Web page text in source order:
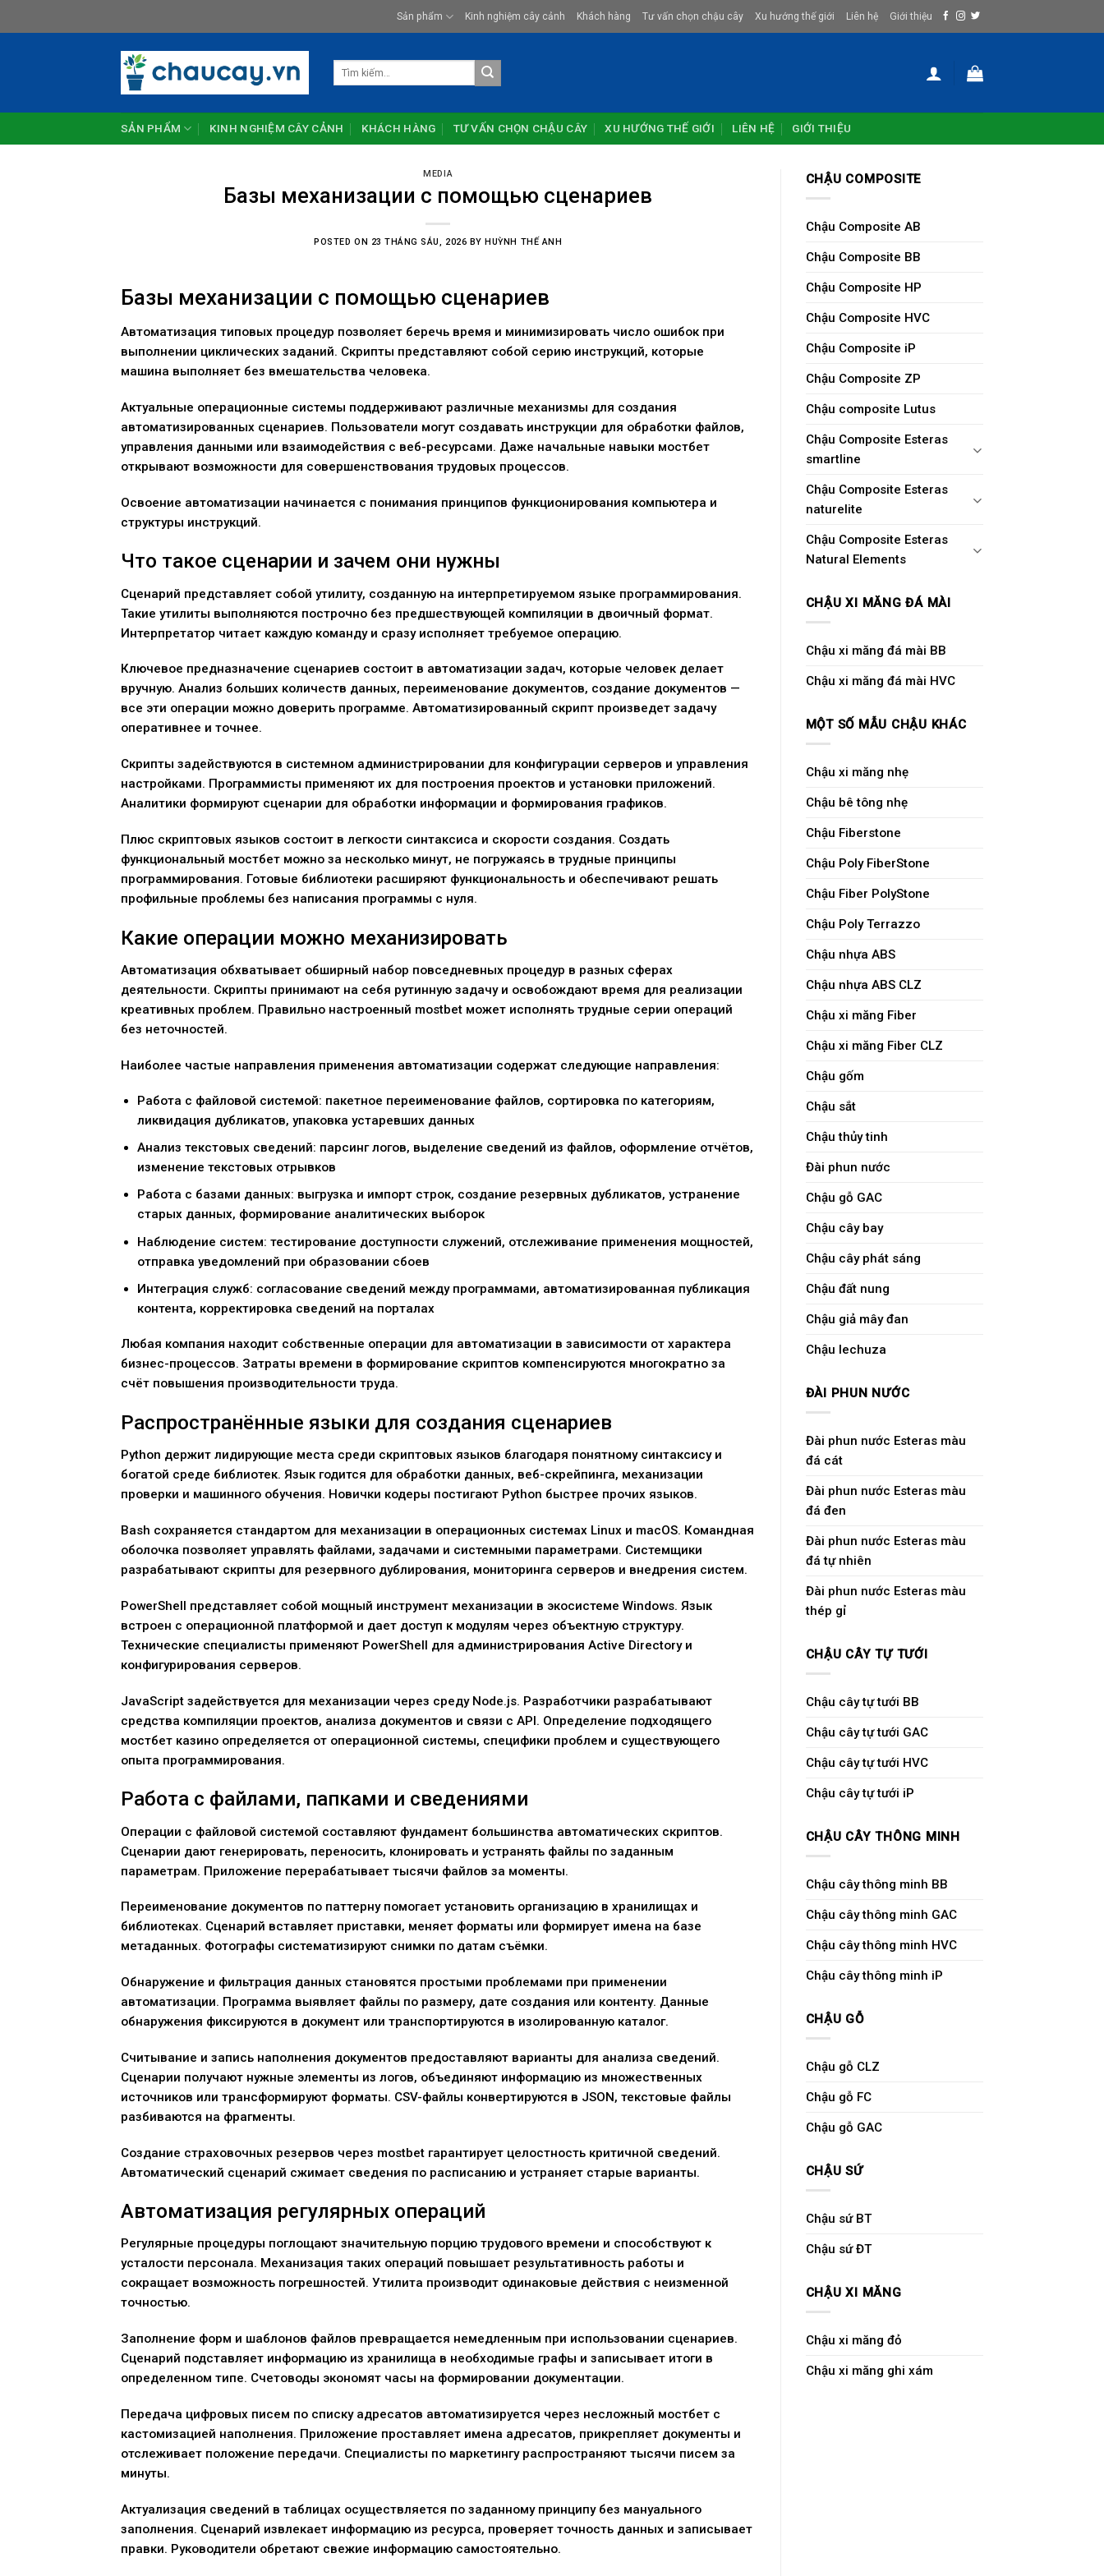
Sản phẩm Kinh nghiệm cây cảnh Khách hàng Tư vấn chọn chậu cây Xu hướng thế giới Liên hệ Giới thiệu
Tìm
SẢN PHẨM KINH NGHIỆM CÂY CẢNH KHÁCH HÀNG TƯ VẤN CHỌN CHẬU CÂY XU HƯỚNG THẾ GIỚI LIÊN HỆ GIỚI THIỆU
MEDIA
Базы механизации с помощью сценариев
POSTED ON 23 THÁNG SÁU, 2026 BYHUỲNH THẾ ANH
Базы механизации с помощью сценариев
Автоматизация типовых процедур позволяет беречь время и минимизировать число ошибок при
выполнении циклических заданий. Скрипты представляют собой серию инструкций, которые
машина выполняет без вмешательства человека.
Актуальные операционные системы поддерживают различные механизмы для создания
автоматизированных сценариев. Пользователи могут создавать инструкции для обработки файлов,
управления данными или взаимодействия с веб-ресурсами. Даже начальные навыки мостбет
открывают возможности для совершенствования трудовых процессов.
Освоение автоматизации начинается с понимания принципов функционирования компьютера и
структуры инструкций.
Что такое сценарии и зачем они нужны
Сценарий представляет собой утилиту, созданную на интерпретируемом языке программирования.
Такие утилиты выполняются построчно без предшествующей компиляции в двоичный формат.
Интерпретатор читает каждую команду и сразу исполняет требуемое операцию.
Ключевое предназначение сценариев состоит в автоматизации задач, которые человек делает
вручную. Анализ больших количеств данных, переименование документов, создание документов —
все эти операции можно доверить программе. Автоматизированный скрипт произведет задачу
оперативнее и точнее.
Скрипты задействуются в системном администрировании для конфигурации серверов и управления
настройками. Программисты применяют их для построения проектов и установки приложений.
Аналитики формируют сценарии для обработки информации и формирования графиков.
Плюс скриптовых языков состоит в легкости синтаксиса и скорости создания. Создать
функциональный мостбет можно за несколько минут, не погружаясь в трудные принципы
программирования. Готовые библиотеки расширяют функциональность и обеспечивают решать
профильные проблемы без написания программы с нуля.
Какие операции можно механизировать
Автоматизация обхватывает обширный набор повседневных процедур в разных сферах
деятельности. Скрипты принимают на себя рутинную задачу и освобождают время для реализации
креативных проблем. Правильно настроенный mostbet может исполнять трудные серии операций
без неточностей.
Наиболее частые направления применения автоматизации содержат следующие направления:
Работа с файловой системой: пакетное переименование файлов, сортировка по категориям,
ликвидация дубликатов, упаковка устаревших данных
Анализ текстовых сведений: парсинг логов, выделение сведений из файлов, оформление отчётов,
изменение текстовых отрывков
Работа с базами данных: выгрузка и импорт строк, создание резервных дубликатов, устранение
старых данных, формирование аналитических выборок
Наблюдение систем: тестирование доступности служений, отслеживание применения мощностей,
отправка уведомлений при образовании сбоев
Интеграция служб: согласование сведений между программами, автоматизированная публикация
контента, корректировка сведений на порталах
Любая компания находит собственные операции для автоматизации в зависимости от характера
бизнес-процессов. Затраты времени в формирование скриптов компенсируются многократно за
счёт повышения производительности труда.
Распространённые языки для создания сценариев
Python держит лидирующие места среди скриптовых языков благодаря понятному синтаксису и
богатой среде библиотек. Язык годится для обработки данных, веб-скрейпинга, механизации
проверки и машинного обучения. Новички кодеры постигают Python быстрее прочих языков.
Bash сохраняется стандартом для механизации в операционных системах Linux и macOS. Командная
оболочка позволяет управлять файлами, задачами и системными параметрами. Системщики
разрабатывают скрипты для резервного дублирования, мониторинга серверов и внедрения систем.
PowerShell представляет собой мощный инструмент механизации в экосистеме Windows. Язык
встроен с операционной платформой и дает доступ к модулям через объектную структуру.
Технические специалисты применяют PowerShell для администрирования Active Directory и
конфигурирования серверов.
JavaScript задействуется для механизации через среду Node.js. Разработчики разрабатывают
средства компиляции проектов, анализа документов и связи с API. Определение подходящего
мостбет казино определяется от операционной системы, специфики проблем и существующего
опыта программирования.
Работа с файлами, папками и сведениями
Операции с файловой системой составляют фундамент большинства автоматических скриптов.
Сценарии дают генерировать, переносить, клонировать и устранять файлы по заданным
параметрам. Приложение перерабатывает тысячи файлов за моменты.
Переименование документов по паттерну помогает установить организацию в хранилищах и
библиотеках. Сценарий вставляет приставки, меняет форматы или формирует имена на базе
метаданных. Фотографы систематизируют снимки по датам съёмки.
Обнаружение и фильтрация данных становятся простыми проблемами при применении
автоматизации. Программа выявляет файлы по размеру, дате создания или контенту. Данные
обнаружения фиксируются в документ или транспортируются в изолированную каталог.
Считывание и запись наполнения документов предоставляют варианты для анализа сведений.
Сценарии получают нужные элементы из логов, объединяют информацию из множественных
источников или трансформируют форматы. CSV-файлы конвертируются в JSON, текстовые файлы
разбиваются на фрагменты.
Создание страховочных резервов через mostbet гарантирует целостность критичной сведений.
Автоматический сценарий сжимает сведения по расписанию и устраняет старые варианты.
Автоматизация регулярных операций
Регулярные процедуры поглощают значительную порцию трудового времени и способствуют к
усталости персонала. Механизация таких операций повышает результативность работы и
сокращает возможность погрешностей. Утилита производит одинаковые действия с неизменной
точностью.
Заполнение форм и шаблонов файлов превращается немедленным при использовании сценариев.
Сценарий подставляет информацию из хранилища в необходимые графы и записывает итоги в
определенном типе. Счетоводы экономят часы на формировании документации.
Передача цифровых писем по списку адресатов автоматизируется через несложный мостбет с
кастомизацией наполнения. Приложение проставляет имена адресатов, прикрепляет документы и
отслеживает положение передачи. Специалисты по маркетингу распространяют тысячи писем за
минуты.
Актуализация сведений в таблицах осуществляется по заданному принципу без мануального
заполнения. Сценарий извлекает информацию из ресурса, проверяет точность данных и записывает
правки. Руководители обретают свежие информацию самостоятельно.
CHẬU COMPOSITE
Chậu Composite AB
Chậu Composite BB
Chậu Composite HP
Chậu Composite HVC
Chậu Composite iP
Chậu Composite ZP
Chậu composite Lutus
Chậu Composite Esteras
smartline
Chậu Composite Esteras
naturelite
Chậu Composite Esteras
Natural Elements
CHẬU XI MĂNG ĐÁ MÀI
Chậu xi măng đá mài BB
Chậu xi măng đá mài HVC
MỘT SỐ MẪU CHẬU KHÁC
Chậu xi măng nhẹ
Chậu bê tông nhẹ
Chậu Fiberstone
Chậu Poly FiberStone
Chậu Fiber PolyStone
Chậu Poly Terrazzo
Chậu nhựa ABS
Chậu nhựa ABS CLZ
Chậu xi măng Fiber
Chậu xi măng Fiber CLZ
Chậu gốm
Chậu sắt
Chậu thủy tinh
Đài phun nước
Chậu gỗ GAC
Chậu cây bay
Chậu cây phát sáng
Chậu đất nung
Chậu giả mây đan
Chậu lechuza
ĐÀI PHUN NƯỚC
Đài phun nước Esteras màu
đá cát
Đài phun nước Esteras màu
đá đen
Đài phun nước Esteras màu
đá tự nhiên
Đài phun nước Esteras màu
thép gỉ
CHẬU CÂY TỰ TƯỚI
Chậu cây tự tưới BB
Chậu cây tự tưới GAC
Chậu cây tự tưới HVC
Chậu cây tự tưới iP
CHẬU CÂY THÔNG MINH
Chậu cây thông minh BB
Chậu cây thông minh GAC
Chậu cây thông minh HVC
Chậu cây thông minh iP
CHẬU GỖ
Chậu gỗ CLZ
Chậu gỗ FC
Chậu gỗ GAC
CHẬU SỨ
Chậu sứ BT
Chậu sứ ĐT
CHẬU XI MĂNG
Chậu xi măng đỏ
Chậu xi măng ghi xám